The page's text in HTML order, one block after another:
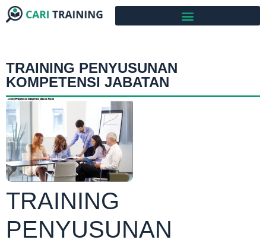
TRAINING PENYUSUNAN
KOMPETENSI JABATAN
TRAINING
PENYUSUNAN